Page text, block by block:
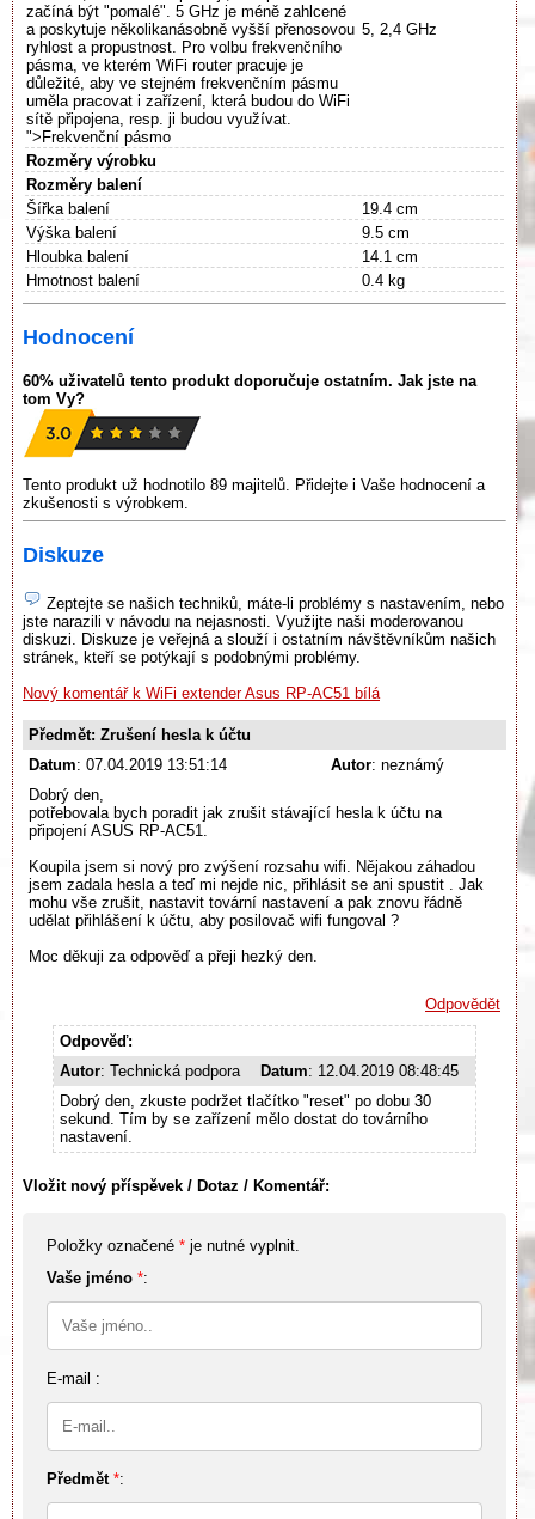
začíná být "pomalé". 5 GHz je méně zahlcené
a poskytuje několikanásobně vyšší přenosovou
ryhlost a propustnost. Pro volbu frekvenčního
pásma, ve kterém WiFi router pracuje je
důležité, aby ve stejném frekvenčním pásmu
uměla pracovat i zařízení, která budou do WiFi
sítě připojena, resp. ji budou využívat.
">Frekvenční pásmo
5, 2,4 GHz
Rozměry výrobku
Rozměry balení
Šířka balení
19.4 cm
Výška balení
9.5 cm
Hloubka balení
14.1 cm
Hmotnost balení
0.4 kg
Hodnocení
60% uživatelů tento produkt doporučuje ostatním. Jak jste na
tom Vy?
Tento produkt už hodnotilo 89 majitelů. Přidejte i Vaše hodnocení a
zkušenosti s výrobkem.
Diskuze
Zeptejte se našich techniků, máte-li problémy s nastavením, nebo
jste narazili v návodu na nejasnosti. Využijte naši moderovanou
diskuzi. Diskuze je veřejná a slouží i ostatním návštěvníkům našich
stránek, kteří se potýkají s podobnými problémy.
Nový komentář k WiFi extender Asus RP-AC51 bílá
Předmět: Zrušení hesla k účtu
Datum: 07.04.2019 13:51:14 Autor: neznámý
Dobrý den,
potřebovala bych poradit jak zrušit stávající hesla k účtu na
připojení ASUS RP-AC51.
Koupila jsem si nový pro zvýšení rozsahu wifi. Nějakou záhadou
jsem zadala hesla a teď mi nejde nic, přihlásit se ani spustit . Jak
mohu vše zrušit, nastavit tovární nastavení a pak znovu řádně
udělat přihlášení k účtu, aby posilovač wifi fungoval ?
Moc děkuji za odpověď a přeji hezký den.
Odpovědět
Odpověď:
Autor: Technická podpora Datum: 12.04.2019 08:48:45
Dobrý den, zkuste podržet tlačítko "reset" po dobu 30
sekund. Tím by se zařízení mělo dostat do továrního
nastavení.
Vložit nový příspěvek / Dotaz / Komentář:
Položky označené * je nutné vyplnit.
Vaše jméno *:
E-mail :
Předmět *: